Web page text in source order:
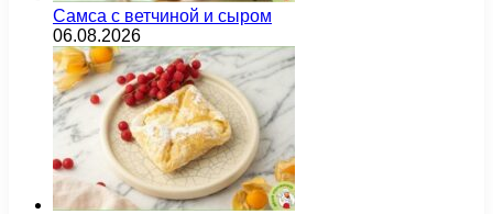
Самса с ветчиной и сыром
06.08.2026